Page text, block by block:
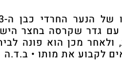
גדר שקרסה בחצר
ולאחר מכן הוא פונה
לקבוע את מותו • ב.ד.ה